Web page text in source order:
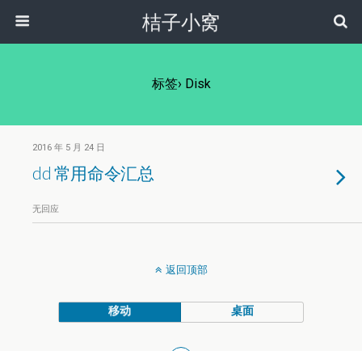
桔子小窝
标签› Disk
2016 年 5 月 24 日
dd 常用命令汇总
无回应
返回顶部
移动 桌面